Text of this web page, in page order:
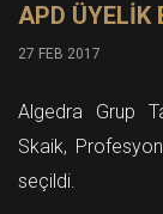
APD ÜYELİK
27 FEB 2017
Algedra Grup
Skaik,
seçildi.